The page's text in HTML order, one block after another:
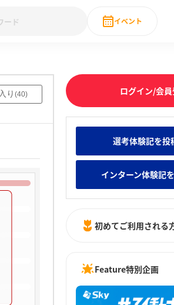
んなの新卒就職人気企業ランキング みんな
卒 IT・DX現場社員インタビュー
イベント
直近の
り (40) ログイン/会
選考体験記を投
インターン体験記
初めてご利用される
Feature特別企画